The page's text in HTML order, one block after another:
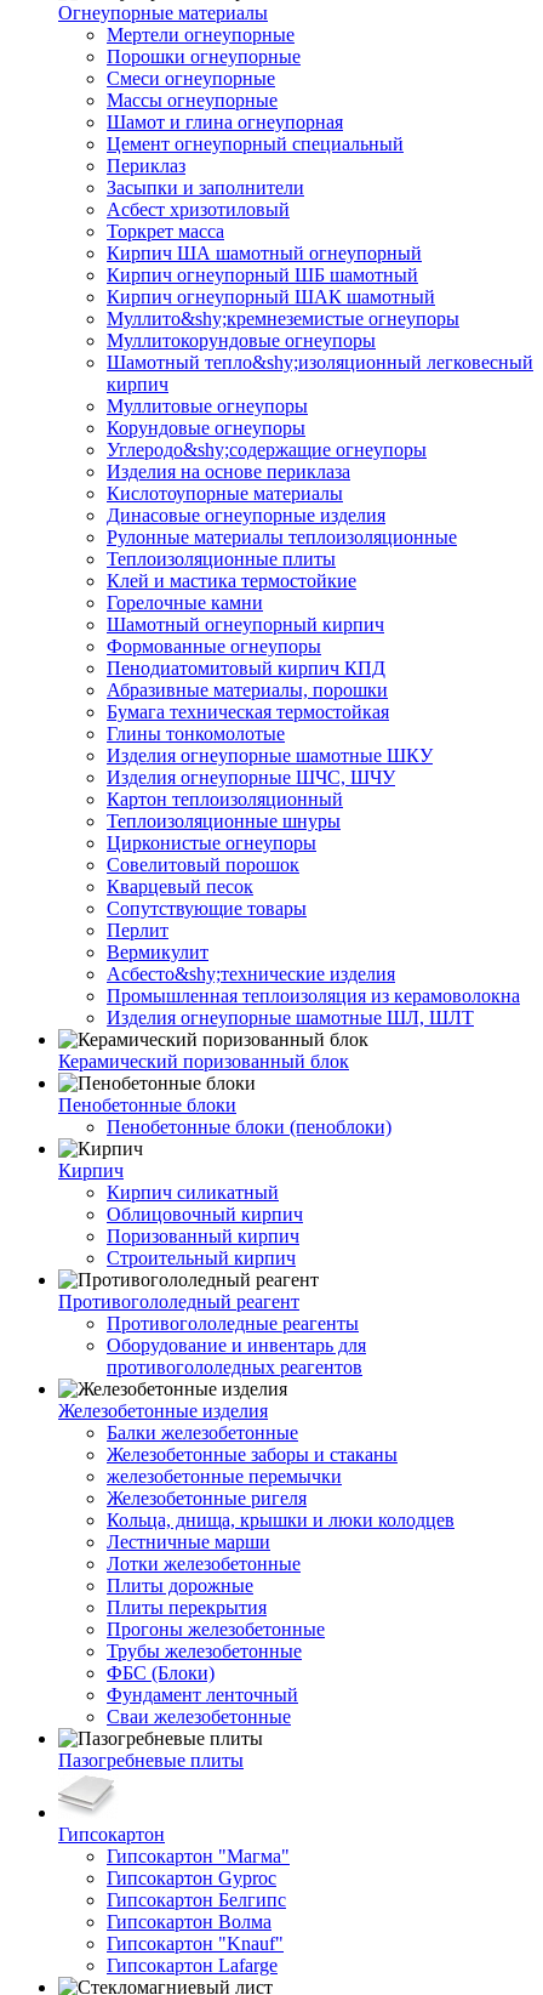
Огнеупорные материалы
Мертели огнеупорные
Порошки огнеупорные
Смеси огнеупорные
Массы огнеупорные
Шамот и глина огнеупорная
Цемент огнеупорный специальный
Периклаз
Засыпки и заполнители
Асбест хризотиловый
Торкрет масса
Кирпич ША шамотный огнеупорный
Кирпич огнеупорный ШБ шамотный
Кирпич огнеупорный ШАК шамотный
Муллито&shy;­кремнеземистые огнеупоры
Муллито­корундовые огнеупоры
Шамотный тепло&shy;изоляционный легковесный
кирпич
Муллитовые огнеупоры
Корундовые огнеупоры
Углеродо&shy;содержащие огнеупоры
Изделия на основе периклаза
Кислотоупорные материалы
Динасовые огнеупорные изделия
Рулонные материалы теплоизоляционные
Тепло­изоляционные плиты
Клей и мастика термостойкие
Горелочные камни
Шамотный огнеупорный кирпич
Формованные огнеупоры
Пенодиатомитовый кирпич КПД
Абразивные материалы, порошки
Бумага техническая термостойкая
Глины тонкомолотые
Изделия огнеупорные шамотные ШКУ
Изделия огнеупорные ШЧС, ШЧУ
Картон теплоизоляционный
Теплоизоляционные шнуры
Цирконистые огнеупоры
Совелитовый порошок
Кварцевый песок
Сопутствующие товары
Перлит
Вермикулит
Асбесто&shy;технические изделия
Промышленная теплоизоляция из керамоволокна
Изделия огнеупорные шамотные ШЛ, ШЛТ
Керамический поризованный блок
Пенобетонные блоки
Пенобетонные блоки (пеноблоки)
Кирпич
Кирпич силикатный
Облицовочный кирпич
Поризованный кирпич
Строительный кирпич
Противогололедный реагент
Противогололедные реагенты
Оборудование и инвентарь для
противогололедных реагентов
Железобетонные изделия
Балки железобетонные
Железобетонные заборы и стаканы
железобетонные перемычки
Железобетонные ригеля
Кольца, днища, крышки и люки колодцев
Лестничные марши
Лотки железобетонные
Плиты дорожные
Плиты перекрытия
Прогоны железобетонные
Трубы железобетонные
ФБС (Блоки)
Фундамент ленточный
Сваи железобетонные
Пазогребневые плиты
Гипсокартон
Гипсокартон "Магма"
Гипсокартон Gyproc
Гипсокартон Белгипс
Гипсокартон Волма
Гипсокартон "Knauf"
Гипсокартон Lafarge